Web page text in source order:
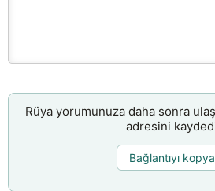
Rüya yorumunuza daha sonra
adresini
Bağlantıyı